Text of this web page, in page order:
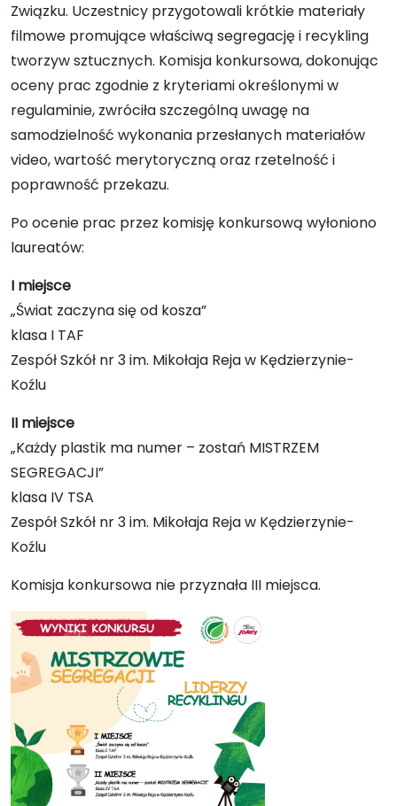
Związku. Uczestnicy przygotowali krótkie materiały
filmowe promujące właściwą segregację i recykling
tworzyw sztucznych. Komisja konkursowa, dokonując
oceny prac zgodnie z kryteriami określonymi w
regulaminie, zwróciła szczególną uwagę na
samodzielność wykonania przesłanych materiałów
video, wartość merytoryczną oraz rzetelność i
poprawność przekazu.
Po ocenie prac przez komisję konkursową wyłoniono
laureatów:
I miejsce
„Świat zaczyna się od kosza”
klasa I TAF
Zespół Szkół nr 3 im. Mikołaja Reja w Kędzierzynie-
Koźlu
II miejsce
„Każdy plastik ma numer – zostań MISTRZEM
SEGREGACJI”
klasa IV TSA
Zespół Szkół nr 3 im. Mikołaja Reja w Kędzierzynie-
Koźlu
Komisja konkursowa nie przyznała III miejsca.